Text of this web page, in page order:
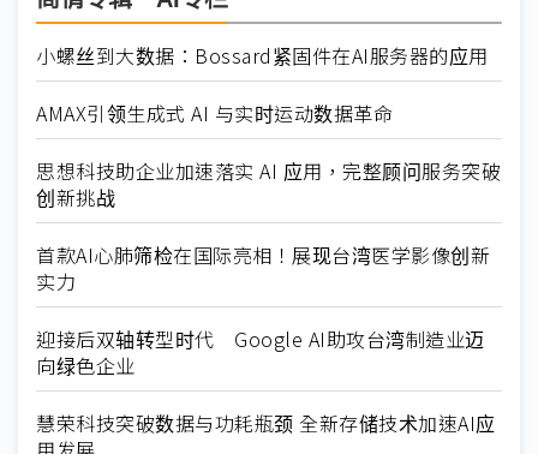
小螺丝到大数据：Bossard紧固件在AI服务器的应用
AMAX引领生成式 AI 与实时运动数据革命
思想科技助企业加速落实 AI 应用，完整顾问服务突破
创新挑战
首款AI心肺筛检在国际亮相！展现台湾医学影像创新
实力
迎接后双轴转型时代 Google AI助攻台湾制造业迈
向绿色企业
慧荣科技突破数据与功耗瓶颈 全新存储技术加速AI应